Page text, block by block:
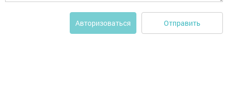
Авторизоваться Отправить